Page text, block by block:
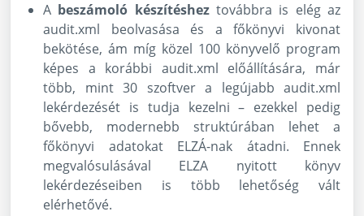
A beszámoló készítésheztovábbra is elég az
audit.xml beolvasása és a főkönyvi kivonat
bekötése, ám míg közel 100 könyvelő program
képes a korábbi audit.xml előállítására, már
több, mint 30 szoftver a legújabb audit.xml
lekérdezését is tudja kezelni – ezekkel pedig
bővebb, modernebb struktúrában lehet a
főkönyvi adatokat ELZÁ-nak átadni. Ennek
megvalósulásával ELZA nyitott könyv
lekérdezéseiben is több lehetőség vált
elérhetővé.